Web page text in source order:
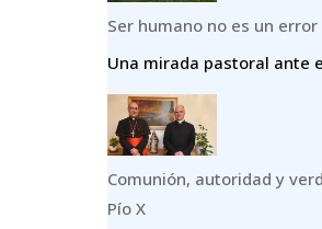
Ser humano no es un error
Una mirada pastoral ante
Comunión, autoridad y
Pío X